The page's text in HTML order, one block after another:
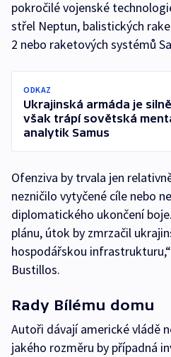
pokročilé vojenské
střel Neptun, balistických
2 nebo raketových systémů
ODKAZ
Ukrajinská armáda je
však trápí sovětská
analytik Samus
Ofenziva by trvala jen
nezničilo vytyčené cíle nebo
diplomatického ukončení
plánu, útok by zmrzačil
hospodářskou
Bustillos.
Rady Bílému domu
Autoři dávají americké vládě
jakého rozměru by případná